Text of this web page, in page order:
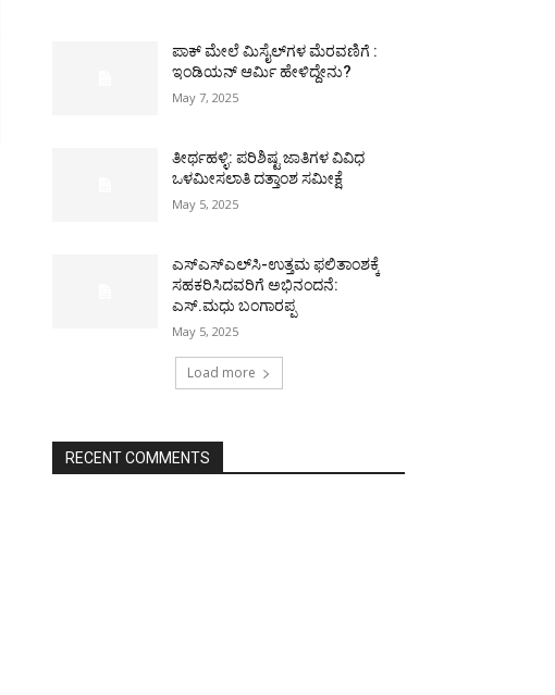
ಪಾಕ್​ ಮೇಲೆ ಮಿಸೈಲ್​ಗಳ ಮೆರವಣಿಗೆ :
ಇಂಡಿಯನ್ ಆರ್ಮಿ ಹೇಳಿದ್ದೇನು?
May 7, 2025
ತೀರ್ಥಹಳ್ಳಿ: ಪರಿಶಿಷ್ಟ ಜಾತಿಗಳ ವಿವಿಧ
ಒಳಮೀಸಲಾತಿ ದತ್ತಾಂಶ ಸಮೀಕ್ಷೆ
May 5, 2025
ಎಸ್‌ಎಸ್‌ಎಲ್‌ಸಿ-ಉತ್ತಮ ಫಲಿತಾಂಶಕ್ಕೆ
ಸಹಕರಿಸಿದವರಿಗೆ ಅಭಿನಂದನೆ:
ಎಸ್.ಮಧು ಬಂಗಾರಪ್ಪ
May 5, 2025
Load more
RECENT COMMENTS